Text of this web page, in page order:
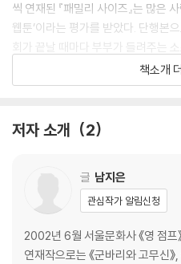
씩 연재된 『패밀리 사이즈』는 많은
웹툰’이라는 평가를 받았다. 단행본
회가 끝날 때마다 부부가 들려주는
해 했던 사 남매의 사진이 더해져 여
나마 엿볼 수 있다. 막내딸 랄라 덕
책소개
저자 소개 2
글 남지은
관심작가 알림신청
2002년 6월 서울문화사 《영 점프
연재작으로는 《군바리와 고무신》